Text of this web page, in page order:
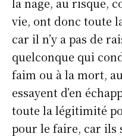
vie, ont donc toute
car il n’y a pas de
quelconque qui
faim ou à la mort,
essayent d’en
toute la légitimité
pour le faire, car ils